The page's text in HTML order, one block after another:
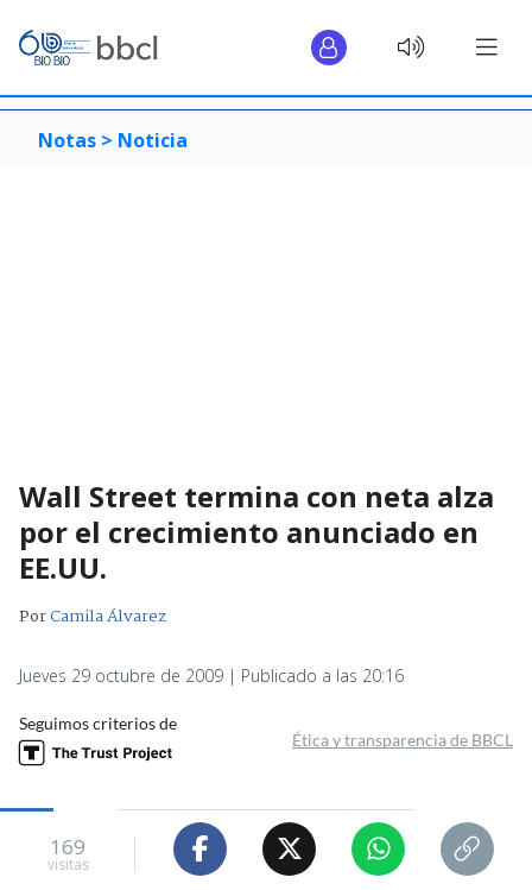
Notas > Noticia
Wall Street termina con neta alza
por el crecimiento anunciado en
EE.UU.
PorCamila Álvarez
Jueves 29 octubre de 2009 | Publicado a las 20:16
Seguimos criterios de
Ética y transparencia de BBCL
169
visitas